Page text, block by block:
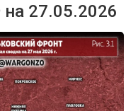
27.05.2026